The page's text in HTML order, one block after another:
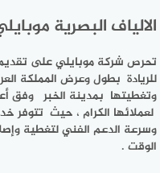
الالياف البصرية
تحرص شركة موبايلي على تقديم
للريادة بطول وعرض المملكة
وتغطيتها بمدينة الخبر وفق
لعملائها الكرام ، حيث تتوفر
وسرعة الدعم الفني لتغطية
الوقت .